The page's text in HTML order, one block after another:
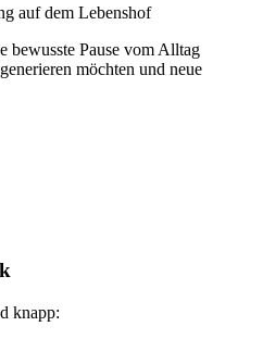
auf dem Lebenshof
bewusste Pause vom Alltag
möchten und neue
knapp: